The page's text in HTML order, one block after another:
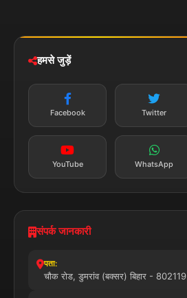
हमसे जुड़ें
Facebook Twitter
YouTube WhatsApp
संपर्क जानकारी
पता:
चौक रोड, डुमरांव (बक्सर) बिहार - 802119